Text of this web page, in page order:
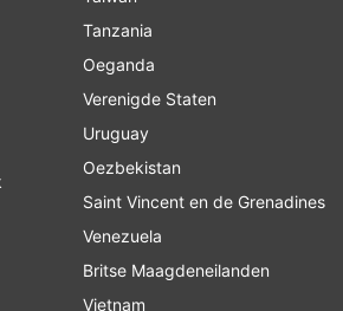
Tanzania
Oeganda
Verenigde Staten
Uruguay
Oezbekistan
Saint Vincent en de Grenadines
Venezuela
Britse Maagdeneilanden
Vietnam